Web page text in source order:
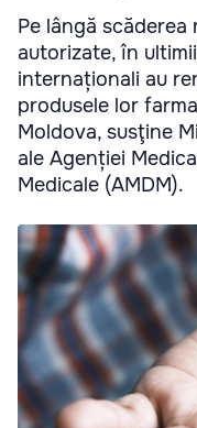
Pe lângă scăderea
autorizate, în
internaționali au
produsele lor
Moldova, susţine
ale Agenției
Medicale (AMDM).